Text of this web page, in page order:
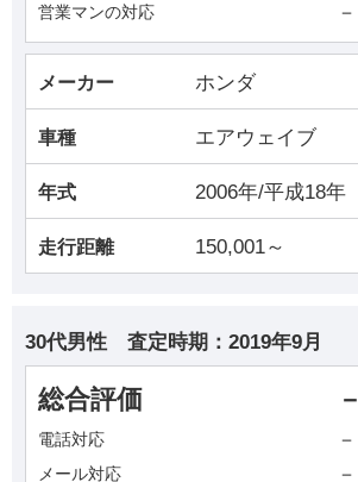
営業マンの対応 －
メーカー ホンダ
車種 エアウェイブ
年式 2006年/平成18年
走行距離 150,001～
30代男性 査定時期： 2019年9月
総合評価 －
電話対応 －
メール対応 －